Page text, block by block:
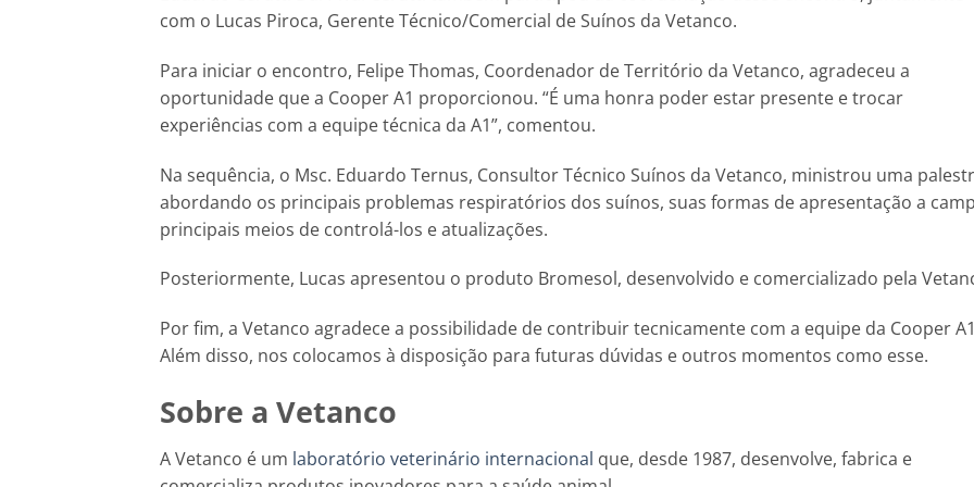
com o Lucas Piroca, Gerente Técnico/Comercial de Suínos da Vetanco.
Para iniciar o encontro, Felipe Thomas, Coordenador de Território da Vetanco, agradeceu a
oportunidade que a Cooper A1 proporcionou. “É uma honra poder estar presente e trocar
experiências com a equipe técnica da A1”, comentou.
Na sequência, o Msc. Eduardo Ternus, Consultor Técnico Suínos da Vetanco, ministrou uma
abordando os principais problemas respiratórios dos suínos, suas formas de apresentação a
principais meios de controlá-los e atualizações.
Posteriormente, Lucas apresentou o produto Bromesol, desenvolvido e comercializado pela
Por fim, a Vetanco agradece a possibilidade de contribuir tecnicamente com a equipe da Cooper
Além disso, nos colocamos à disposição para futuras dúvidas e outros momentos como esse.
Sobre a Vetanco
A Vetanco é um laboratório veterinário internacional que, desde 1987, desenvolve, fabrica e